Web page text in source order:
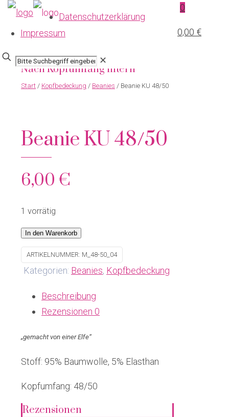
Datenschutzerklärung
Impressum
0
0,00 €
✕
Beanie KU 48/50
6,00 €
1 vorrätig
In den Warenkorb
ARTIKELNUMMER: M_48-50_04
Kategorien: Beanies, Kopfbedeckung
Beschreibung
Rezensionen 0
„gemacht von einer Elfe“
Stoff: 95% Baumwolle, 5% Elasthan
Kopfumfang: 48/50
Rezensionen
Nach Farbe filtern
Nach Kopfumfang filtern
Start / Kopfbedeckung / Beanies / Beanie KU 48/50